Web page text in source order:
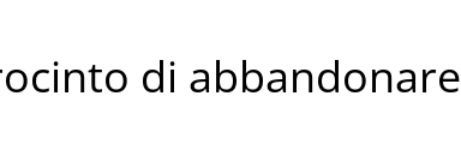
di abbandonare